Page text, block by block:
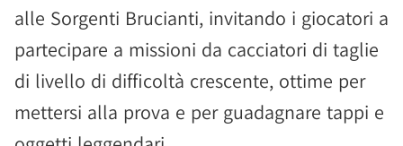
alle Sorgenti Brucianti, invitando i giocatori a
partecipare a missioni da cacciatori di taglie
di livello di difficoltà crescente, ottime per
mettersi alla prova e per guadagnare tappi e